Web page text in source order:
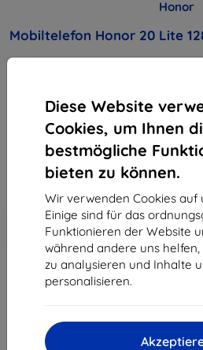
Diese Website
Cookies, um Ihnen
bestmögliche
bieten zu können.
Wir verwenden Cookies auf
Einige sind für das
Funktionieren der Website
während andere uns
zu analysieren und Inhalte
personalisieren.
Honor
Mobiltelefon Honor 20 Lite
219,90 €
197,91 €
ohne MWSt 166,31 €
-10%
Rabatt mit Gutschein
EXTRA10
ausverkauft
ausverkauft